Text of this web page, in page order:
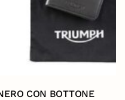
CON BOTTONE